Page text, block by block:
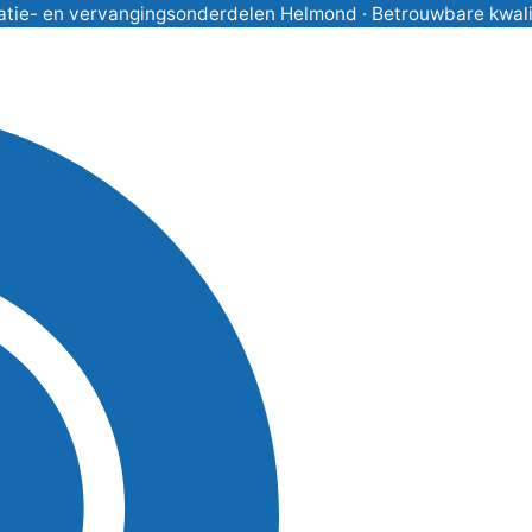
en vervangingsonderdelen Helmond · Betrouwbare